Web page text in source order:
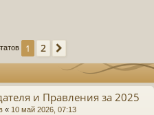
1 2
и Правления за 2025
« 10 май 2026, 07:13